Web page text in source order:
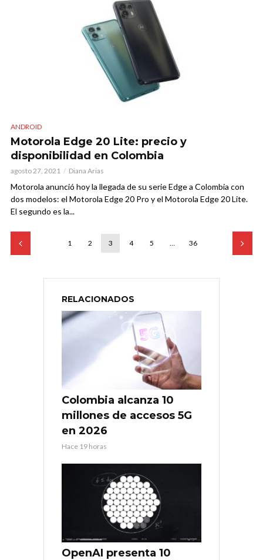
ANDROID
Motorola Edge 20 Lite: precio y
disponibilidad en Colombia
agosto 27, 2021 Diana Arias
Motorola anunció hoy la llegada de su serie Edge a Colombia con
dos modelos: el Motorola Edge 20 Pro y el Motorola Edge 20 Lite.
El segundo es la...
1 2 3 4 5 … 36
RELACIONADOS
Colombia alcanza 10
millones de accesos 5G
en 2026
Hace 19 horas
OpenAI presenta 10